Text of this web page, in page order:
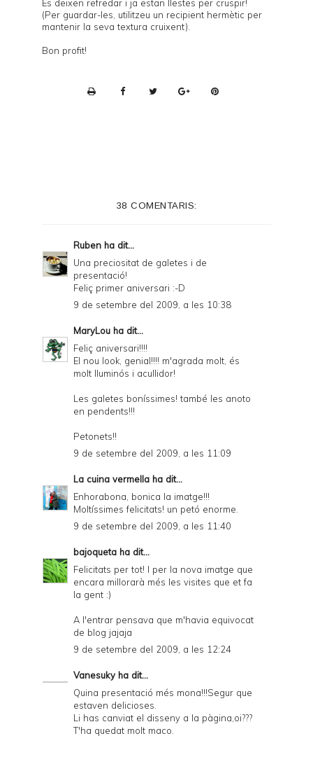
Es deixen refredar i ja estan llestes per cruspir!
(Per guardar-les, utilitzeu un recipient hermètic per
mantenir la seva textura cruixent).
Bon profit!
i
l
a
F
38 COMENTARIS:
Ruben ha dit...
Una preciositat de galetes i de
presentació!
Feliç primer aniversari :-D
9 de setembre del 2009, a les 10:38
MaryLou ha dit...
Feliç aniversari!!!!
El nou look, genial!!!! m'agrada molt, és
molt lluminós i acullidor!
Les galetes boníssimes! també les anoto
en pendents!!!
Petonets!!
9 de setembre del 2009, a les 11:09
La cuina vermella ha dit...
Enhorabona, bonica la imatge!!!
Moltíssimes felicitats! un petó enorme.
9 de setembre del 2009, a les 11:40
bajoqueta ha dit...
Felicitats per tot! I per la nova imatge que
encara millorarà més les visites que et fa
la gent :)
A l'entrar pensava que m'havia equivocat
de blog jajaja
9 de setembre del 2009, a les 12:24
Vanesukyha dit...
Quina presentació més mona!!!Segur que
estaven delicioses.
Li has canviat el disseny a la pàgina,oi???
T'ha quedat molt maco.